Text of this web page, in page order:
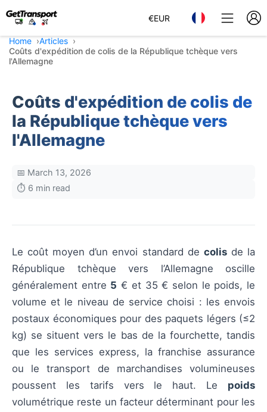
€EUR
Home
Articles
Coûts d'expédition de colis de la République tchèque vers
l'Allemagne
Coûts d'expédition de colis de
la République tchèque vers
l'Allemagne
📅 March 13, 2026
⏱️ 6 min read
Le coût moyen d’un envoi standard de colisde la
République tchèque vers l’Allemagne oscille
généralement entre 5 € et 35 € selon le poids, le
volume et le niveau de service choisi : les envois
postaux économiques pour des paquets légers (≤2
kg) se situent vers le bas de la fourchette, tandis
que les services express, la franchise assurance
ou le transport de marchandises volumineuses
poussent les tarifs vers le haut. Le poids
volumétrique reste un facteur déterminant pour les